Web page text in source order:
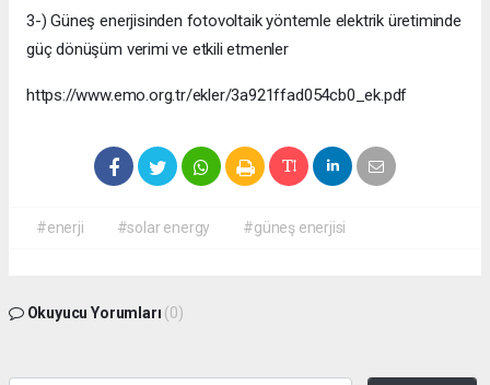
3-) Güneş enerjisinden fotovoltaik yöntemle elektrik üretiminde
güç dönüşüm verimi ve etkili etmenler
https://www.emo.org.tr/ekler/3a921ffad054cb0_ek.pdf
#enerji #solar energy #güneş enerjisi
Okuyucu Yorumları (0)